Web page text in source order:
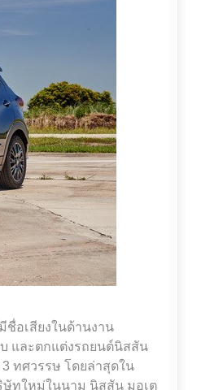
ชื่อเสียงในด้านงาน
และตกแต่งรถยนต์นิสสัน
ทศวรรษ โดยล่าสุดใน
ษัทใหม่ในนาม นิสสัน มอเต